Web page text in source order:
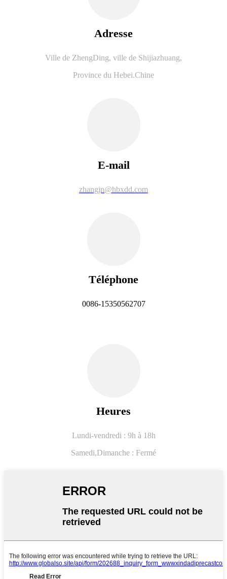
Adresse
Ville de ZhengDing, ville de Shijiazhuang,
Province du Hebei.Chine
E-mail
zhangjn@hbxdd.com
Téléphone
0086-15350562707
Heures
Lundi-vendredi : 9h à 18h
Samedi,Dimanche : Fermé